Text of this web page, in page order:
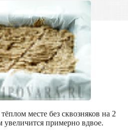
месте без сквозняков на 2
увеличится примерно вдвое.